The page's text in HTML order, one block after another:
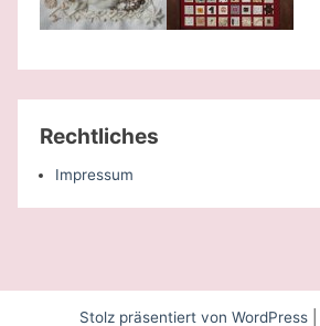
Rechtliches
Impressum
Stolz präsentiert von WordPress